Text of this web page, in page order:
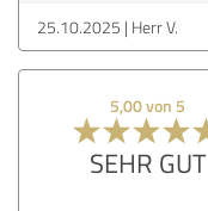
25.10.2025 Herr V.
5,00 von 5
SEHR GUT